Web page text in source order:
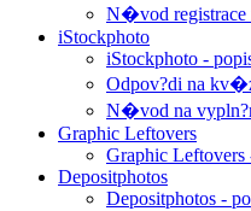
N�vod registrace
iStockphoto
iStockphoto -
Odpov?di na
N�vod na
Graphic Leftovers
Graphic Leftovers
Depositphotos
Depositphotos -